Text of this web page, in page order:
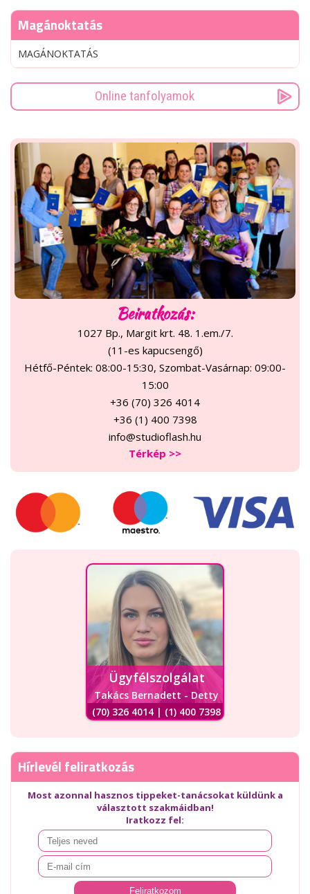
Magánoktatás
MAGÁNOKTATÁS
Online tanfolyamok
Beiratkozás:
1027 Bp., Margit krt. 48. 1.em./7.
(11-es kapucsengő)
Hétfő-Péntek: 08:00-15:30, Szombat-Vasárnap: 09:00-
15:00
+36 (70) 326 4014
+36 (1) 400 7398
info@studioflash.hu
Térkép >>
Ügyfélszolgálat
Takács Bernadett - Detty
(70) 326 4014 | (1) 400 7398
Hírlevél feliratkozás
Most azonnal hasznos tippeket-tanácsokat küldünk a
választott szakmáidban!
Iratkozz fel: